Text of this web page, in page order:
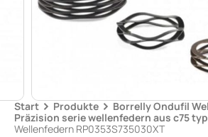
Start Produkte
Borrelly Ondufil
Präzision serie wellenfedern aus c75
Wellenfedern RP0353S735030XT